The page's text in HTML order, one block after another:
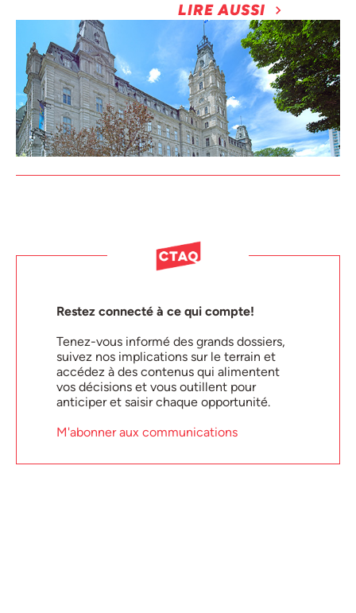
LIRE AUSSI
Restez connecté à ce qui compte!
Tenez-vous informé des grands dossiers,
suivez nos implications sur le terrain et
accédez à des contenus qui alimentent
vos décisions et vous outillent pour
anticiper et saisir chaque opportunité.
M'abonner aux communications